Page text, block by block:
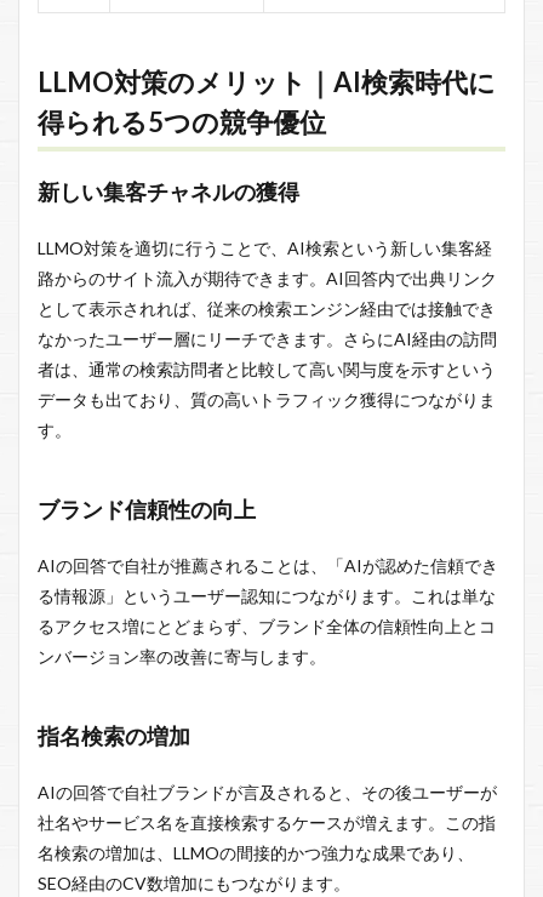
LLMO対策のメリット｜AI検索時代に
得られる5つの競争優位
新しい集客チャネルの獲得
LLMO対策を適切に行うことで、AI検索という新しい集客経
路からのサイト流入が期待できます。AI回答内で出典リンク
として表示されれば、従来の検索エンジン経由では接触でき
なかったユーザー層にリーチできます。さらにAI経由の訪問
者は、通常の検索訪問者と比較して高い関与度を示すという
データも出ており、質の高いトラフィック獲得につながりま
す。
ブランド信頼性の向上
AIの回答で自社が推薦されることは、「AIが認めた信頼でき
る情報源」というユーザー認知につながります。これは単な
るアクセス増にとどまらず、ブランド全体の信頼性向上とコ
ンバージョン率の改善に寄与します。
指名検索の増加
AIの回答で自社ブランドが言及されると、その後ユーザーが
社名やサービス名を直接検索するケースが増えます。この指
名検索の増加は、LLMOの間接的かつ強力な成果であり、
SEO経由のCV数増加にもつながります。